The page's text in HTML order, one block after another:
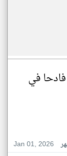
في
Jan 01, 2026